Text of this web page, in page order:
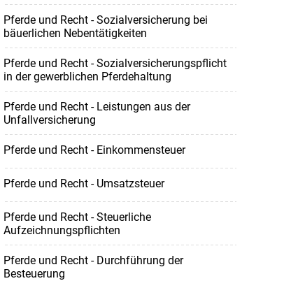
Pferde und Recht - Sozialversicherung bei
bäuerlichen Nebentätigkeiten
Pferde und Recht - Sozialversicherungspflicht
in der gewerblichen Pferdehaltung
Pferde und Recht - Leistungen aus der
Unfallversicherung
Pferde und Recht - Einkommensteuer
Pferde und Recht - Umsatzsteuer
Pferde und Recht - Steuerliche
Aufzeichnungspflichten
Pferde und Recht - Durchführung der
Besteuerung